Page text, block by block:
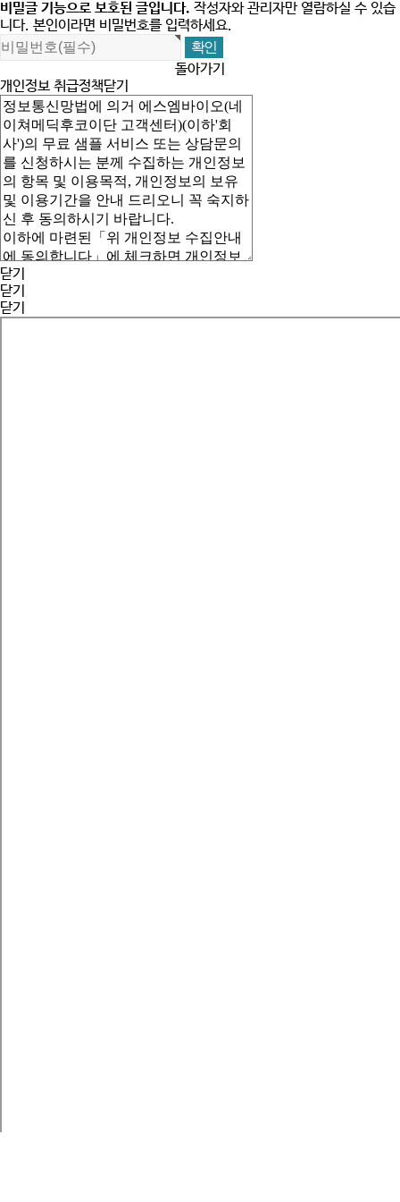
비밀글 기능으로 보호된 글입니다. 작성자와 관리자만 열람하실 수 있습
니다. 본인이라면 비밀번호를 입력하세요.
돌아가기
개인정보 취급정책닫기
닫기
닫기
닫기